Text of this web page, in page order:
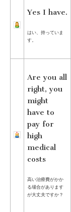
Yes I have.
はい、持っていま
す。
Are you all
right, you
might
have to
pay for
high
medical
costs
高い治療費がかか
る場合があります
が大丈夫ですか？